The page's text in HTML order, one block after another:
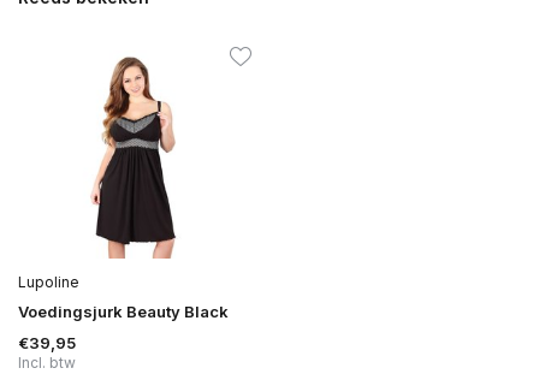
Lupoline
Voedingsjurk Beauty Black
€39,95
Incl. btw